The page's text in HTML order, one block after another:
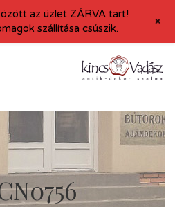
az üzlet ZÁRVA tart!
szállítása csúszik.
+